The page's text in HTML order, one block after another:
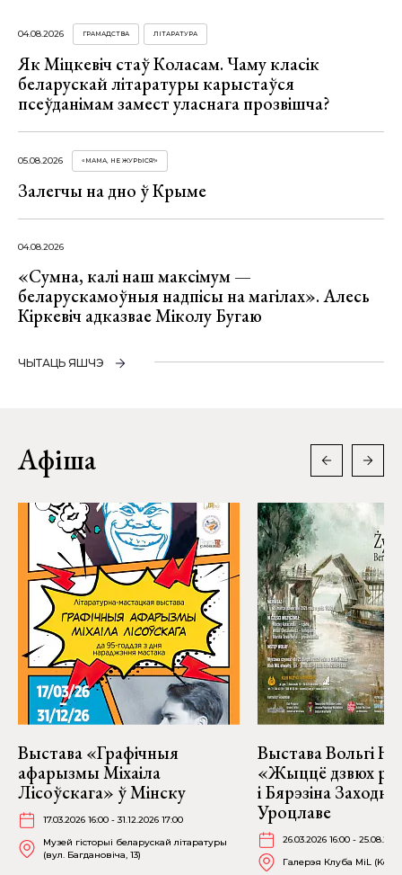
04.08.2026 ГРАМАДСТВА ЛІТАРАТУРА
Як Міцкевіч стаў Коласам. Чаму класік
беларускай літаратуры карыстаўся
псеўданімам замест уласнага прозвішча?
05.08.2026 «МАМА, НЕ ЖУРЫСЯ!»
Залегчы на дно ў Крыме
04.08.2026
«Сумна, калі наш максімум —
беларускамоўныя надпісы на магілах». Алесь
Кіркевіч адказвае Міколу Бугаю
ЧЫТАЦЬ ЯШЧЭ
Афіша
Выстава «Графічныя
афарызмы Міхаіла
Лісоўскага» ў Мінску
17.03.2026 16:00 - 31.12.2026 17:00
Музей гісторыі беларускай літаратуры
(вул. Багдановіча, 13)
Выстава Вольгі
«Жыццё дзвюх
і Бярэзіна
Уроцлаве
26.03.2026 16:00 -
Галерэя Клуба MiL